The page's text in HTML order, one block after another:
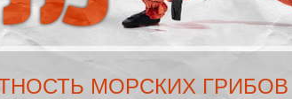
МОРСКИХ ГРИБОВ